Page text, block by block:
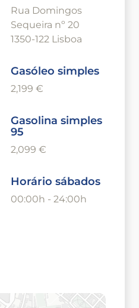
Rua Domingos
Sequeira nº 20
1350-122 Lisboa
Gasóleo simples
2,199 €
Gasolina simples
95
2,099 €
Horário sábados
00:00h - 24:00h